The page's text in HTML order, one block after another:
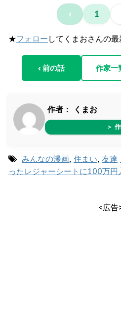
‹ 1
★フォロー してくまおさんの
‹ 前の話 作家一
作者： くまお
＞
みんなの漫画, 住まい, 友達
ったレジャーシートに100万円
<広告